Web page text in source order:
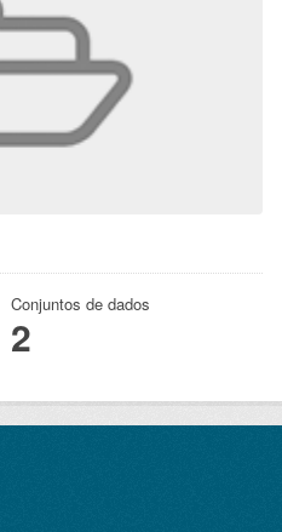
Conjuntos de dados
2